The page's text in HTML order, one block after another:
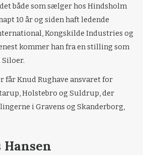
både som sælger hos Hindsholm
10 år og siden haft ledende
Kongskilde Industries og
kommer han fra en stilling som
får Knud Rughave ansvaret for
Holstebro og Suldrup, der
i Gravens og Skanderborg,
Hansen